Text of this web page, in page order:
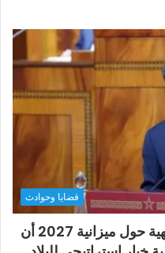
قضايا وحوادث
أخنوش يؤكد في المذكرة التوجيهية حول ميزانية 2027 أن